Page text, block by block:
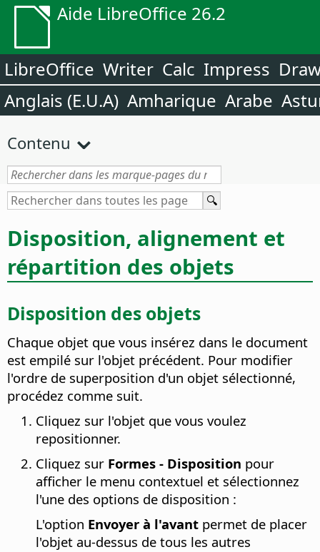
Aide LibreOffice 26.2
LibreOffice Writer Calc Impress
Anglais (E.U.A) Amharique Arabe
Contenu
Disposition, alignement et
répartition des objets
Disposition des objets
Chaque objet que vous insérez dans le document
est empilé sur l'objet précédent. Pour modifier
l'ordre de superposition d'un objet sélectionné,
procédez comme suit.
Cliquez sur l'objet que vous voulez
repositionner.
Cliquez sur Formes - Disposition pour
afficher le menu contextuel et sélectionnez
l'une des options de disposition :
L'option Envoyer à l'avant permet de placer
l'objet au-dessus de tous les autres